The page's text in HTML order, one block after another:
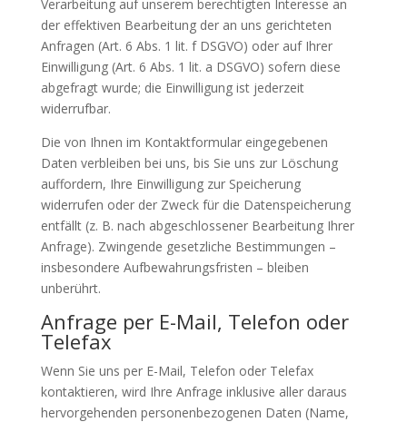
Verarbeitung auf unserem berechtigten Interesse an
der effektiven Bearbeitung der an uns gerichteten
Anfragen (Art. 6 Abs. 1 lit. f DSGVO) oder auf Ihrer
Einwilligung (Art. 6 Abs. 1 lit. a DSGVO) sofern diese
abgefragt wurde; die Einwilligung ist jederzeit
widerrufbar.
Die von Ihnen im Kontaktformular eingegebenen
Daten verbleiben bei uns, bis Sie uns zur Löschung
auffordern, Ihre Einwilligung zur Speicherung
widerrufen oder der Zweck für die Datenspeicherung
entfällt (z. B. nach abgeschlossener Bearbeitung Ihrer
Anfrage). Zwingende gesetzliche Bestimmungen –
insbesondere Aufbewahrungsfristen – bleiben
unberührt.
Anfrage per E-Mail, Telefon oder
Telefax
Wenn Sie uns per E-Mail, Telefon oder Telefax
kontaktieren, wird Ihre Anfrage inklusive aller daraus
hervorgehenden personenbezogenen Daten (Name,